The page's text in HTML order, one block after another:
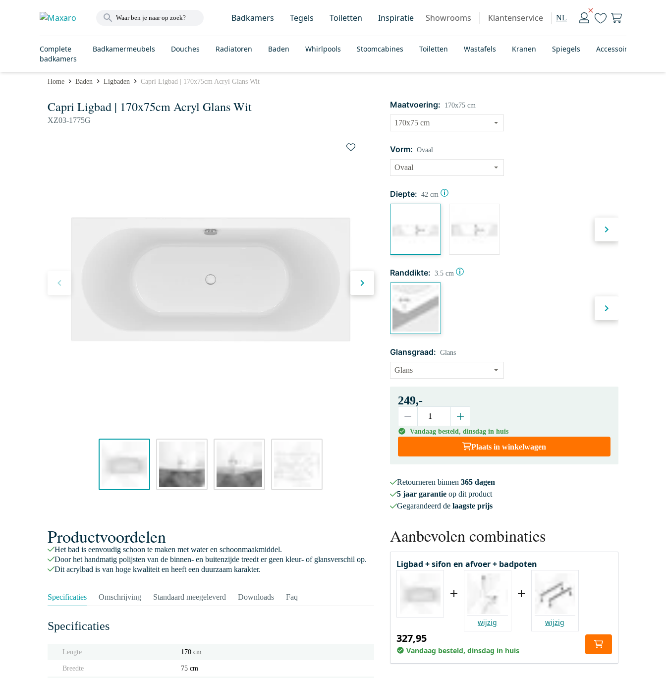
Badkamers Tegels Toiletten Inspiratie Showrooms Klantenservice NL
Complete
badkamers
Badkamermeubels Douches Radiatoren Baden Whirlpools Stoomcabines Toiletten Wastafels Kranen Spiegels Accessoires
Home Baden Ligbaden Capri Ligbad | 170x75cm Acryl Glans Wit
Capri Ligbad | 170x75cm Acryl Glans Wit
XZ03-1775G
Maatvoering: 170x75 cm
Vorm: Ovaal
Diepte: 42 cm
Randdikte: 3.5 cm
Glansgraad: Glans
249,-
Vandaag besteld, dinsdag in huis
Plaats in winkelwagen
Retourneren binnen 365 dagen
5 jaar garantieop dit product
Gegarandeerd de laagste prijs
Productvoordelen
Het bad is eenvoudig schoon te maken met water en schoonmaakmiddel.
Door het handmatig polijsten van de binnen- en buitenzijde treedt er geen kleur- of glansverschil op.
Dit acrylbad is van hoge kwaliteit en heeft een duurzaam karakter.
Specificaties Omschrijving Standaard meegeleverd Downloads Faq
Specificaties
Lengte 170 cm
Breedte 75 cm
Aanbevolen combinaties
Ligbad + sifon en afvoer + badpoten
wijzig wijzig
327,95
Vandaag besteld, dinsdag in huis